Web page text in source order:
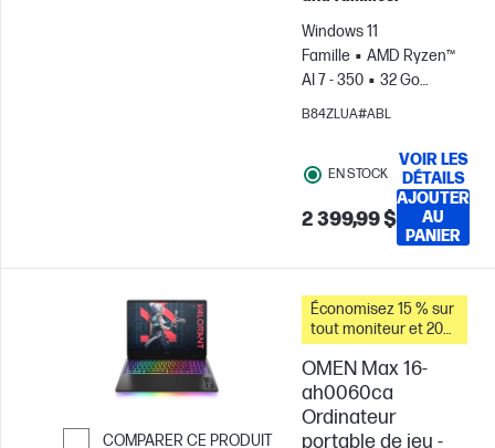
Windows 11
Famille
AMD Ryzen™
AI 7 - 350
32 Go
RAM
1 To Disque
réponse
Carte
graphique AMD
Radeon™ 860M
B84ZLUA#ABL
EN STOCK
2 399,99 $
VOIR LES
DÉTAILS
AJOUTER
AU
PANIER
COMPARER CE PRODUIT
Économisez 15 % sur
tout moniteur et 20
% sur les accessoires
pour PC lorsque vous
achetez ce PC.
OMEN Max 16-
ah0060ca
Ordinateur
portable de jeu -